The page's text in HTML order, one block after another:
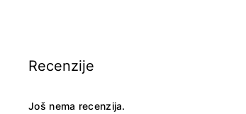
Recenzije
Još nema recenzija.